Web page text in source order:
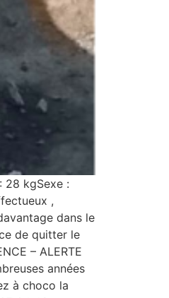
28 kgSexe :
,
dans le
de quitter le
– ALERTE
années
à choco la